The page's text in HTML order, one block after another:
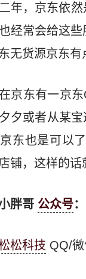
年，京东依
经常会给这
无货源京东有
京东有一京
夕或者从某
东也是可以
铺，这样的话
胖哥 公众号
松科技 QQ/